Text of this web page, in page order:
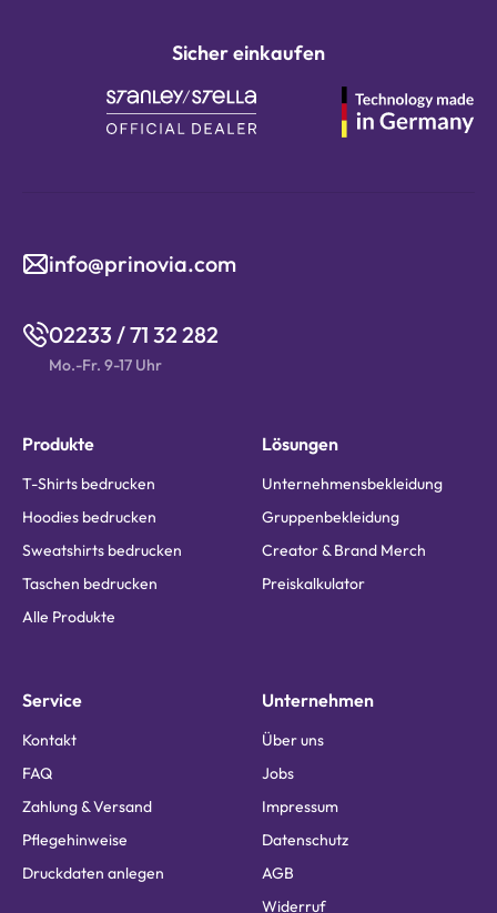
Sicher einkaufen
info@prinovia.com
02233 / 71 32 282
Mo.-Fr. 9-17 Uhr
Produkte
T-Shirts bedrucken
Hoodies bedrucken
Sweatshirts bedrucken
Taschen bedrucken
Alle Produkte
Lösungen
Unternehmensbekleidung
Gruppenbekleidung
Creator & Brand Merch
Preiskalkulator
Service
Kontakt
FAQ
Zahlung & Versand
Pflegehinweise
Druckdaten anlegen
Unternehmen
Über uns
Jobs
Impressum
Datenschutz
AGB
Widerruf